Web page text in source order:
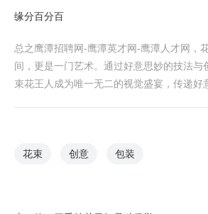
缘分百分百
总之鹰潭招聘网-鹰潭英才网-鹰潭人才网，
间，更是一门艺术。通过好意思妙的技法与
束花王人成为唯一无二的视觉盛宴，传递好
花束 创意 包装